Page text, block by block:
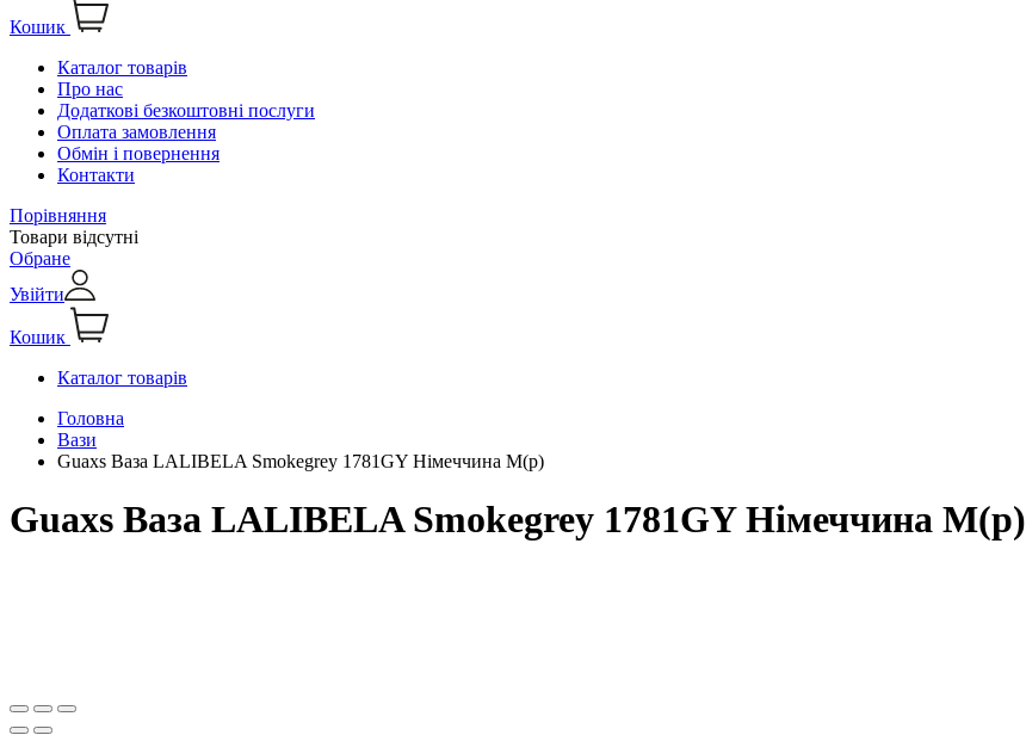
Кошик
Каталог товарів
Про нас
Додаткові безкоштовні послуги
Оплата замовлення
Обмін і повернення
Контакти
Порівняння
Товари відсутні
Обране
Увійти
Кошик
Каталог товарів
Головна
Вази
Guaxs Ваза LALIBELA Smokegrey 1781GY Німеччина M(р)
Guaxs Ваза LALIBELA Smokegrey 1781GY Німеччина M(р)